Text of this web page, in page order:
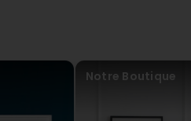
Muster realiséiert ginn.
Molerwierkzeug, Schutzpabeier
Notre Boutique